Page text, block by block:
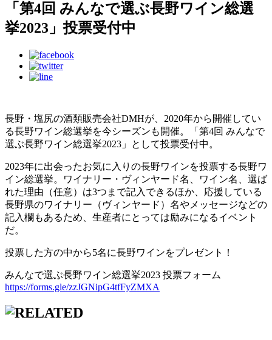
「第4回 みんなで選ぶ長野ワイン総選
挙2023」投票受付中
長野・塩尻の酒類販売会社DMHが、2020年から開催してい
る長野ワイン総選挙を今シーズンも開催。「第4回 みんなで
選ぶ長野ワイン総選挙2023」として投票受付中。
2023年に出会ったお気に入りの長野ワインを投票する長野ワ
イン総選挙。ワイナリー・ヴィンヤード名、ワイン名、選ば
れた理由（任意）は3つまで記入できるほか、応援している
長野県のワイナリー（ヴィンヤード）名やメッセージなどの
記入欄もあるため、生産者にとっては励みになるイベント
だ。
投票した方の中から5名に長野ワインをプレゼント！
みんなで選ぶ長野ワイン総選挙2023 投票フォーム
https://forms.gle/zzJGNipG4tfFyZMXA